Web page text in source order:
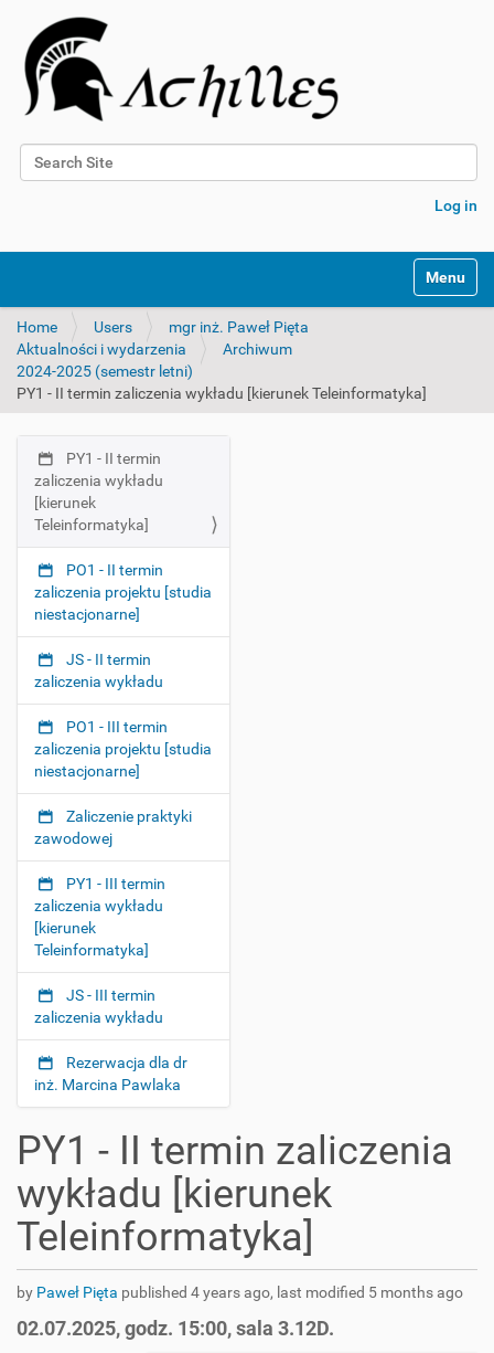
Search Site
Log in
v
Toggle
Home Users
mgr inż. Paweł Pięta
Aktualności i wydarzenia
Archiwum
2024-2025 (semestr letni)
PY1 - II termin zaliczenia wykładu [kierunek Teleinformatyka]
N
a
v
i
g
a
o
n
PY1 - II termin
zaliczenia wykładu
[kierunek
Teleinformatyka]
PO1 - II termin
zaliczenia projektu [studia
niestacjonarne]
JS - II termin
zaliczenia wykładu
PO1 - III termin
zaliczenia projektu [studia
niestacjonarne]
Zaliczenie praktyki
zawodowej
PY1 - III termin
zaliczenia wykładu
[kierunek
Teleinformatyka]
JS - III termin
zaliczenia wykładu
Rezerwacja dla dr
inż. Marcina Pawlaka
PY1 - II termin zaliczenia
wykładu [kierunek
Teleinformatyka]
by Paweł Pięta published 4 years ago, last modified 5 months ago
02.07.2025, godz. 15:00, sala 3.12D.